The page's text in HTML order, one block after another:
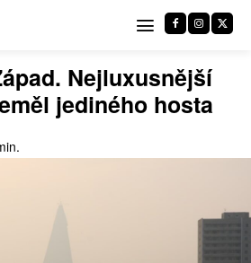
Nejluxusnější
jediného hosta